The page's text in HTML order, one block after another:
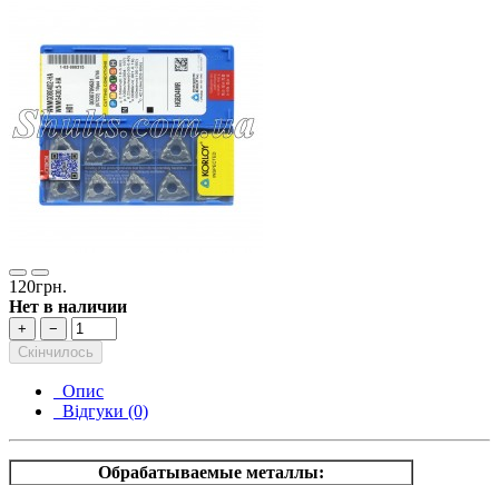
120грн.
Нет в наличии
+
−
Скінчилось
Опис
Відгуки (0)
Обрабатываемые металлы: